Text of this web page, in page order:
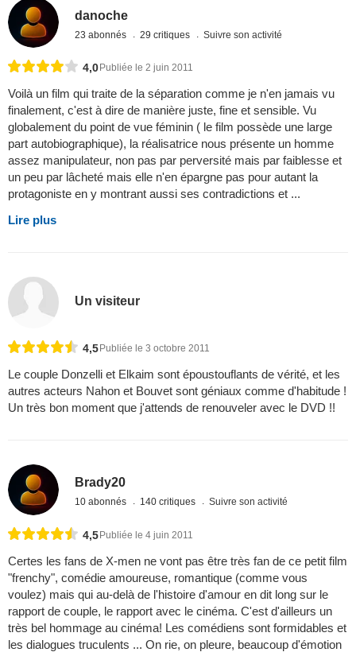
danoche
23 abonnés 29 critiques Suivre son activité
4,0 Publiée le 2 juin 2011
Voilà un film qui traite de la séparation comme je n'en jamais vu
finalement, c'est à dire de manière juste, fine et sensible. Vu
globalement du point de vue féminin ( le film possède une large
part autobiographique), la réalisatrice nous présente un homme
assez manipulateur, non pas par perversité mais par faiblesse et
un peu par lâcheté mais elle n'en épargne pas pour autant la
protagoniste en y montrant aussi ses contradictions et ...
Lire plus
Un visiteur
4,5Publiée le 3 octobre 2011
Le couple Donzelli et Elkaim sont époustouflants de vérité, et les
autres acteurs Nahon et Bouvet sont géniaux comme d'habitude !
Un très bon moment que j'attends de renouveler avec le DVD !!
Brady20
10 abonnés 140 critiques Suivre son activité
4,5Publiée le 4 juin 2011
Certes les fans de X-men ne vont pas être très fan de ce petit film
"frenchy", comédie amoureuse, romantique (comme vous
voulez) mais qui au-delà de l'histoire d'amour en dit long sur le
rapport de couple, le rapport avec le cinéma. C'est d'ailleurs un
très bel hommage au cinéma! Les comédiens sont formidables et
les dialogues truculents ... On rie, on pleure, beaucoup d'émotion